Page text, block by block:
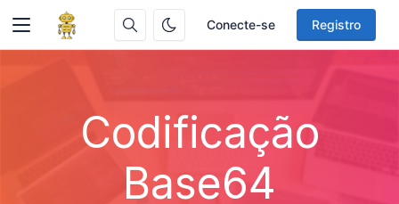
Conecte-se Registro
Codificação
Base64